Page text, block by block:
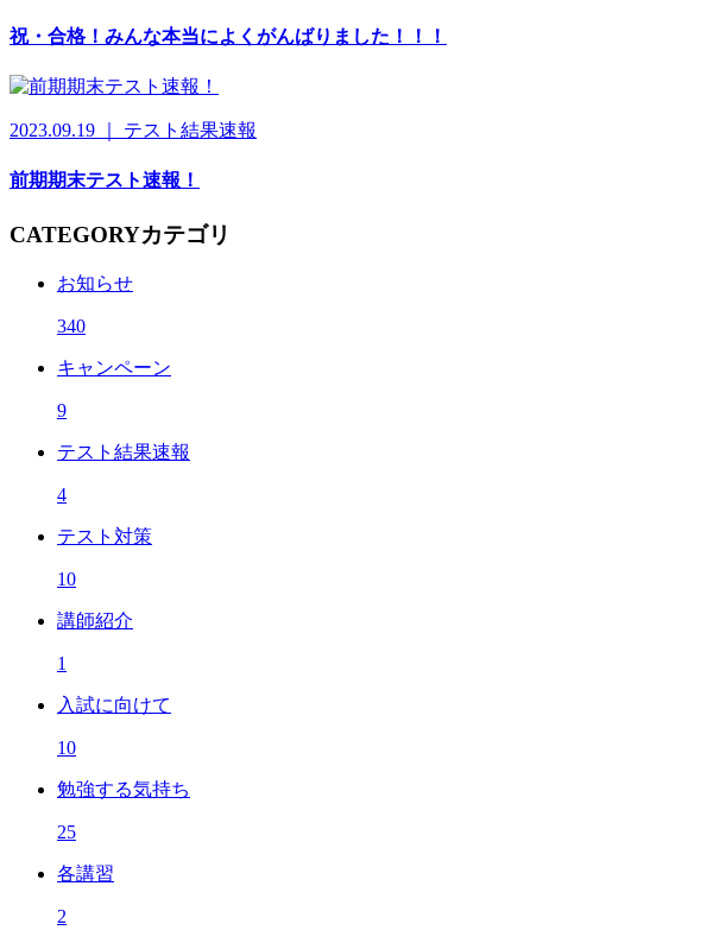
祝・合格！みんな本当によくがんばりました！！！
2023.09.19 ｜ テスト結果速報
前期期末テスト速報！
CATEGORYカテゴリ
お知らせ
340
キャンペーン
9
テスト結果速報
4
テスト対策
10
講師紹介
1
入試に向けて
10
勉強する気持ち
25
各講習
2